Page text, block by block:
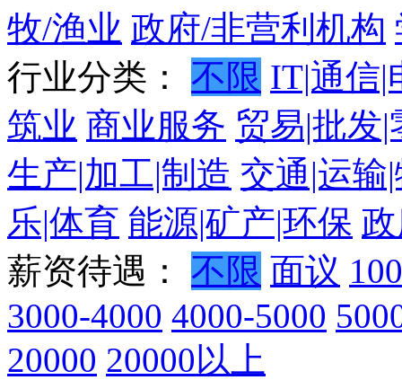
牧/渔业 政府/非营利机构
行业分类：
不限 IT|通信|
筑业 商业服务 贸易|批发
生产|加工|制造 交通|运输
乐|体育 能源|矿产|环保
薪资待遇：
不限 面议
3000-4000 4000-5000
20000 20000以上